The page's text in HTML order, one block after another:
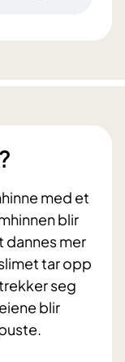
med et
blir
mer
tar opp
seg
blir